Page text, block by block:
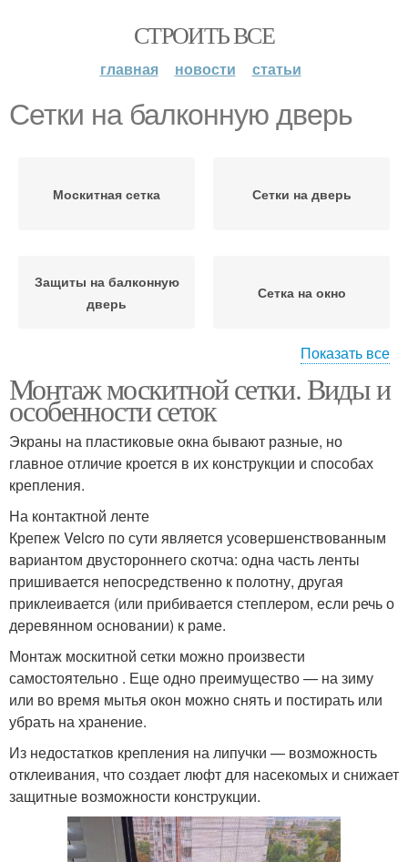
СТРОИТЬ ВСЕ
главная новости статьи
Сетки на балконную дверь
Москитная сетка Сетки на дверь
Защиты на балконную
дверь
Сетка на окно
Сетки на плунжерах Москитные сетки
Сетки на пластиковое
Показать все
Монтаж москитной сетки. Виды и
особенности сеток
Экраны на пластиковые окна бывают разные, но
главное отличие кроется в их конструкции и способах
крепления.
На контактной ленте
Крепеж Velcro по сути является усовершенствованным
вариантом двустороннего скотча: одна часть ленты
пришивается непосредственно к полотну, другая
приклеивается (или прибивается степлером, если речь о
деревянном основании) к раме.
Монтаж москитной сетки можно произвести
самостоятельно . Еще одно преимущество — на зиму
или во время мытья окон можно снять и постирать или
убрать на хранение.
Из недостатков крепления на липучки — возможность
отклеивания, что создает люфт для насекомых и снижает
защитные возможности конструкции.